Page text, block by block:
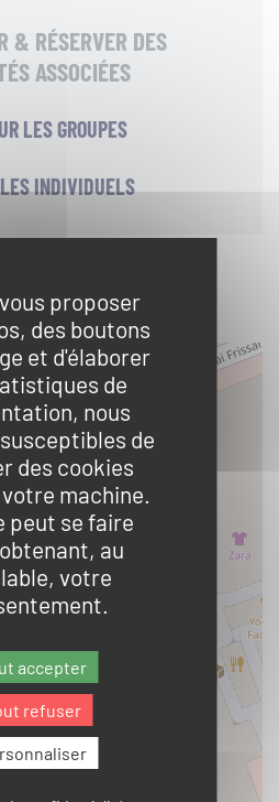
& RÉSERVER DES
ASSOCIÉES
LES GROUPES
INDIVIDUELS
proposer
des boutons
et d'élaborer
de
nous
de
des cookies
machine.
peut se faire
au
votre
accepter
refuser